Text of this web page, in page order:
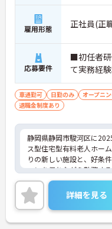
雇用形態 正社員(正
応募要件
■初任者
て実務経
車通勤可 日勤のみ オープニ
退職金制度あり
静岡県静岡市駿河区に
ス型住宅型有料老人ホー
りの新しい施設と、好条
ョンを保ちながら勤務す
終末期の患者様やご家族
最期を支える」という看
を実感できる場です。医
的・社会的なサポートも
やご家族と深く関わり、
詳細を見る